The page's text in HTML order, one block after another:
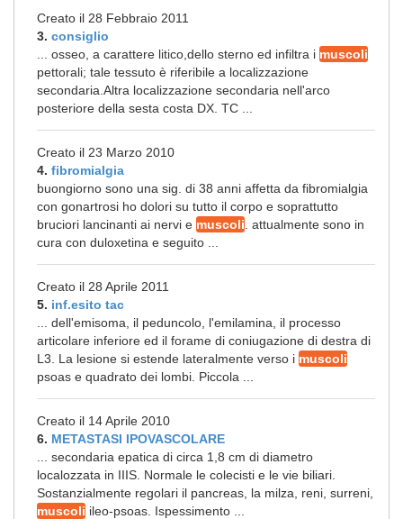
Creato il 28 Febbraio 2011
3. consiglio
... osseo, a carattere litico,dello sterno ed infiltra i muscoli
pettorali; tale tessuto è riferibile a localizzazione
secondaria.Altra localizzazione secondaria nell'arco
posteriore della sesta costa DX. TC ...
Creato il 23 Marzo 2010
4. fibromialgia
buongiorno sono una sig. di 38 anni affetta da fibromialgia
con gonartrosi ho dolori su tutto il corpo e soprattutto
bruciori lancinanti ai nervi e muscoli . attualmente sono in
cura con duloxetina e seguito ...
Creato il 28 Aprile 2011
5. inf.esito tac
... dell'emisoma, il peduncolo, l'emilamina, il processo
articolare inferiore ed il forame di coniugazione di destra di
L3. La lesione si estende lateralmente verso i muscoli
psoas e quadrato dei lombi. Piccola ...
Creato il 14 Aprile 2010
6. METASTASI IPOVASCOLARE
... secondaria epatica di circa 1,8 cm di diametro
localozzata in IIIS. Normale le colecisti e le vie biliari.
Sostanzialmente regolari il pancreas, la milza, reni, surreni,
muscoli ileo-psoas. Ispessimento ...